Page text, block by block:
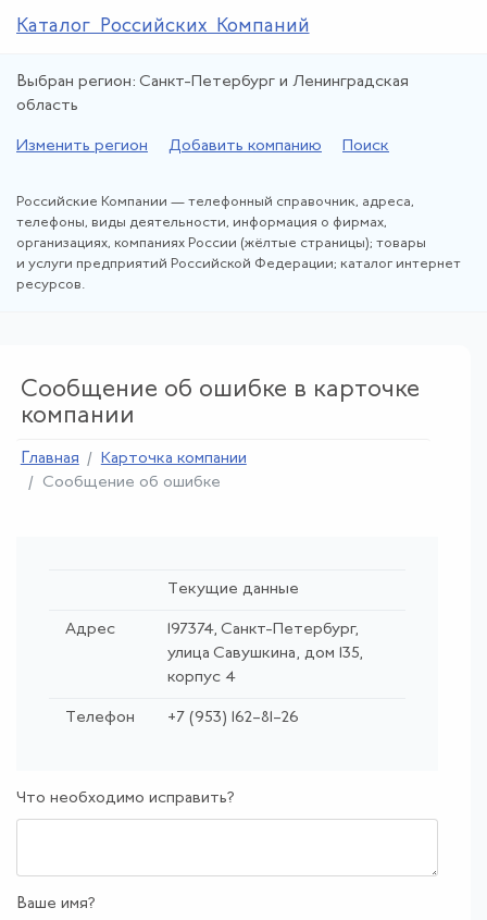
Каталог Российских Компаний
Выбран регион: Санкт-Петербург и Ленинградская
область
Изменить регион Добавить компанию Поиск
Российские Компании — телефонный справочник, адреса,
телефоны, виды деятельности, информация о фирмах,
организациях, компаниях России (жёлтые страницы); товары
и услуги предприятий Российской Федерации; каталог интернет
ресурсов.
Сообщение об ошибке в карточке
компании
Главная
Карточка компании
Сообщение об ошибке
Текущие данные
Адрес
197374, Санкт-Петербург,
улица Савушкина, дом 135,
корпус 4
Телефон +7 (953) 162–81–26
Что необходимо исправить?
Ваше имя?